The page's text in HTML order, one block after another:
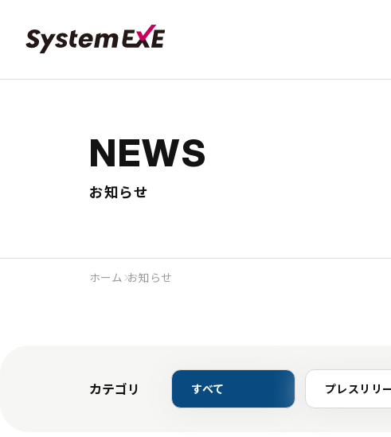
NEWS
お知らせ
ホーム お知らせ
カテゴリ すべて プレスリリ